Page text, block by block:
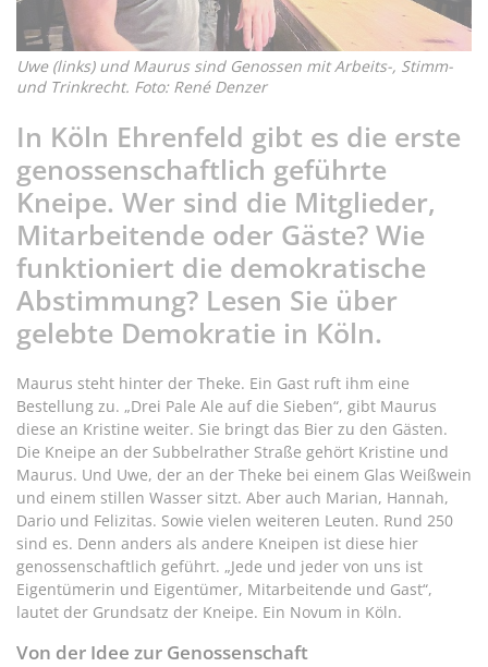
Uwe (links) und Maurus sind Genossen mit Arbeits-, Stimm-
und Trinkrecht. Foto: René Denzer
In Köln Ehrenfeld gibt es die erste
genossenschaftlich geführte
Kneipe. Wer sind die Mitglieder,
Mitarbeitende oder Gäste? Wie
funktioniert die demokratische
Abstimmung? Lesen Sie über
gelebte Demokratie in Köln.
Maurus steht hinter der Theke. Ein Gast ruft ihm eine
Bestellung zu. „Drei Pale Ale auf die Sieben“, gibt Maurus
diese an Kristine weiter. Sie bringt das Bier zu den Gästen.
Die Kneipe an der Subbelrather Straße gehört Kristine und
Maurus. Und Uwe, der an der Theke bei einem Glas Weißwein
und einem stillen Wasser sitzt. Aber auch Marian, Hannah,
Dario und Felizitas. Sowie vielen weiteren Leuten. Rund 250
sind es. Denn anders als andere Kneipen ist diese hier
genossenschaftlich geführt. „Jede und jeder von uns ist
Eigentümerin und Eigentümer, Mitarbeitende und Gast“,
lautet der Grundsatz der Kneipe. Ein Novum in Köln.
Von der Idee zur Genossenschaft